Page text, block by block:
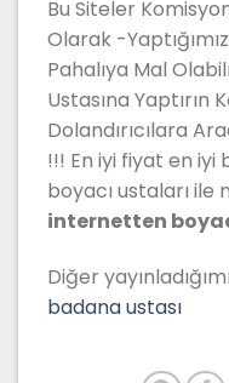
Bu Siteler
Olarak -
Pahalıya Mal
Ustasına Yaptırın
Dolandırıcılara
!!! En iyi fiyat en iyi
boyacı ustaları ile
internetten
Diğer
badana ustası